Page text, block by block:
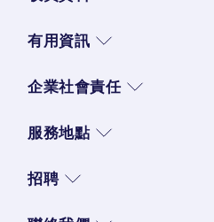
有用資訊
企業社會責任
服務地點
招聘